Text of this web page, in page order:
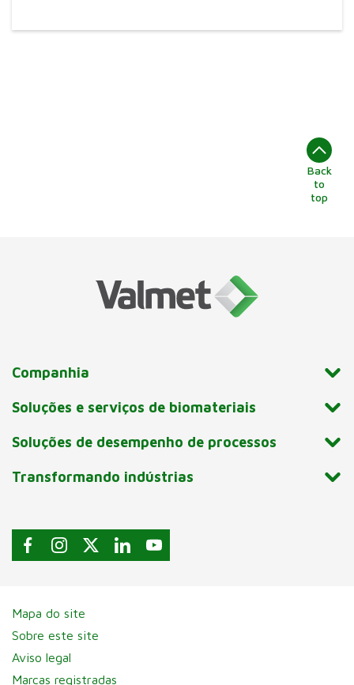
Back
to
top
Companhia
Soluções e serviços de biomateriais
Soluções de desempenho de processos
Transformando indústrias
Mapa do site
Sobre este site
Aviso legal
Marcas registradas